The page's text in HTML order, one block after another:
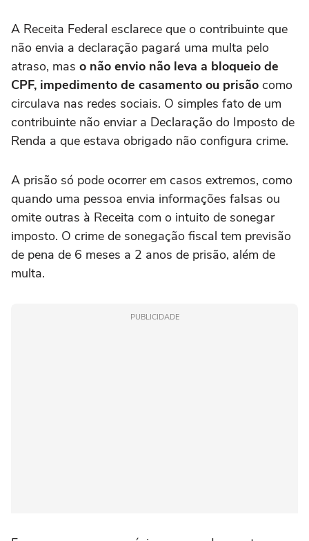
A Receita Federal esclarece que o contribuinte que
não envia a declaração pagará uma multa pelo
atraso, mas o não envio não leva a bloqueio de
CPF, impedimento de casamento ou prisão como
circulava nas redes sociais. O simples fato de um
contribuinte não enviar a Declaração do Imposto de
Renda a que estava obrigado não configura crime.
A prisão só pode ocorrer em casos extremos, como
quando uma pessoa envia informações falsas ou
omite outras à Receita com o intuito de sonegar
imposto. O crime de sonegação fiscal tem previsão
de pena de 6 meses a 2 anos de prisão, além de
multa.
PUBLICIDADE